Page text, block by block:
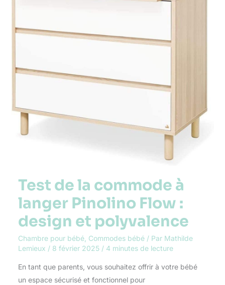
Test de la commode à
langer Pinolino Flow :
design et polyvalence
Chambre pour bébé, Commodes bébé/ Par Mathilde
Lemieux / 8 février 2025 / 4 minutes de lecture
En tant que parents, vous souhaitez offrir à votre bébé
un espace sécurisé et fonctionnel pour
design